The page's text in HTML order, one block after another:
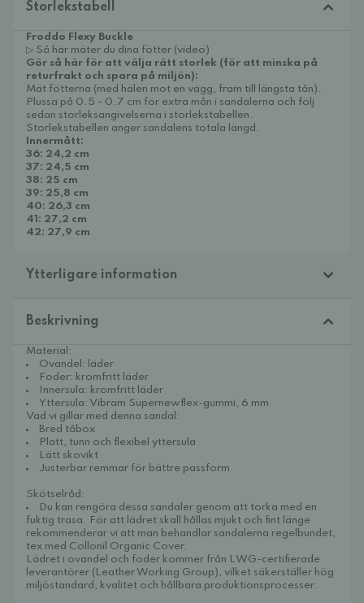
Storlekstabell
Froddo Flexy Buckle
▷ Så här mäter du dina fötter (video)
Gör så här för att välja rätt storlek (för att minska på
returfrakt och spara på miljön):
Mät fötterna (med hälen mot en vägg, fram till längsta tån).
Plussa på 0.5 - 0.7 cm för extra mån i sandalerna och följ
sedan storleksangivelserna i storlekstabellen.
Storlekstabellen anger sandalens totala längd.
Innermått:
36: 24,2 cm
37: 24,5 cm
38: 25 cm
39: 25,8 cm
40: 26,3 cm
41: 27,2 cm
42: 27,9 cm
Ytterligare information
Beskrivning
Material:
Ovandel: läder
Foder: kromfritt läder
Innersula: kromfritt läder
Yttersula: Vibram Supernewflex-gummi, 6 mm
Vad vi gillar med denna sandal:
Bred tåbox
Platt, tunn och flexibel yttersula
Lätt skovikt
Justerbar remmar för bättre passform
Skötselråd:
Du kan rengöra dessa sandaler genom att torka med en
fuktig trasa. För att lädret skall hållas mjukt och fint länge
rekommenderar vi att man behandlar sandalerna regelbundet,
tex med Collonil Organic Cover.
Lädret i ovandel och foder kommer från LWG-certifierade
leverantörer (Leather Working Group), vilket säkerställer hög
miljöstandard, kvalitet och hållbara produktionsprocesser.